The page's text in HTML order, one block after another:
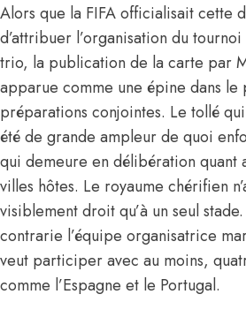
Alors que la FIFA officialisait cette
d’attribuer l’organisation du
trio, la publication de la carte par
apparue comme une épine dans le
préparations conjointes. Le tollé
été de grande ampleur de quoi
qui demeure en délibération quant
villes hôtes. Le royaume chérifien
visiblement droit qu’à un seul
contrarie l’équipe organisatrice
veut participer avec au moins,
comme l’Espagne et le Portugal.